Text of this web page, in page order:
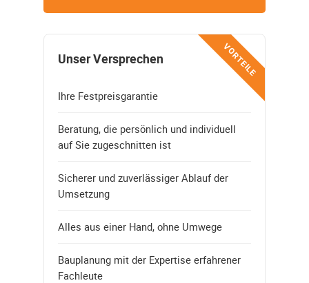
VORTEILE
Unser Versprechen
Ihre Festpreisgarantie
Beratung, die persönlich und individuell
auf Sie zugeschnitten ist
Sicherer und zuverlässiger Ablauf der
Umsetzung
Alles aus einer Hand, ohne Umwege
Bauplanung mit der Expertise erfahrener
Fachleute